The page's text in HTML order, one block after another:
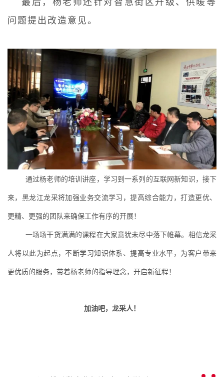
问题提出改造意见。
通过杨老师的培训讲座，学习到一系列的互联网新知识，接下
来，黑龙江龙采将加强业务交流学习，提高综合能力，打造更优、
更精、更强的团队来确保工作有序的开展！
一场场干货满满的课程在大家意犹未尽中落下帷幕。相信龙采
人将以此为起点，不断学习知识体系、提高专业水平，为客户带来
更优质的服务，带着杨老师的指导理念，开启新征程！
加油吧，龙采人！